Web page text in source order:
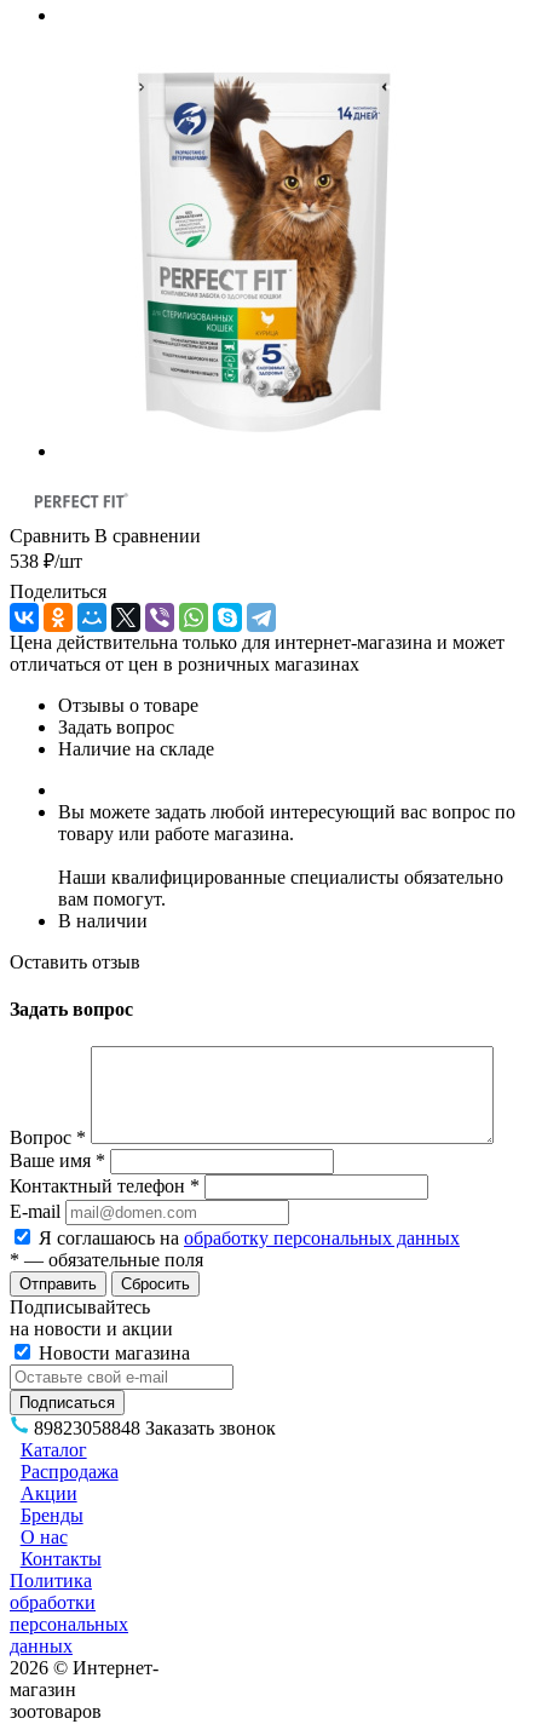
Сравнить В сравнении
538 ₽/шт
Поделиться
Цена действительна только для интернет-магазина и может
отличаться от цен в розничных магазинах
Отзывы о товаре
Задать вопрос
Наличие на складе
Вы можете задать любой интересующий вас вопрос по
товару или работе магазина.
Наши квалифицированные специалисты обязательно
вам помогут.
В наличии
Оставить отзыв
Задать вопрос
Вопрос *
Ваше имя *
Контактный телефон *
E-mail
Я соглашаюсь на обработку персональных данных
* — обязательные поля
Сбросить
Подписывайтесь
на новости и акции
Новости магазина
89823058848 Заказать звонок
Каталог
Распродажа
Акции
Бренды
О нас
Контакты
Политика
обработки
персональных
данных
2026 © Интернет-
магазин
зоотоваров